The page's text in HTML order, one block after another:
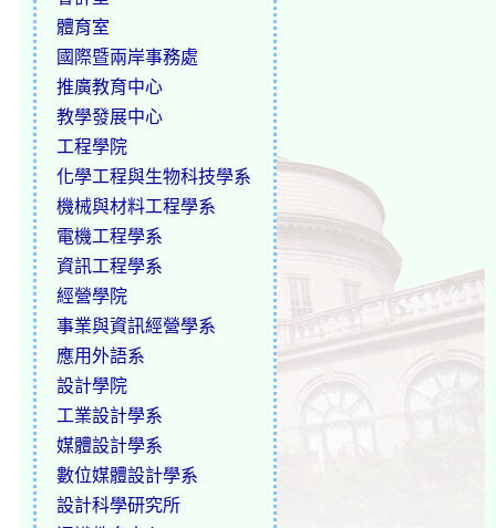
體育室
國際暨兩岸事務處
推廣教育中心
教學發展中心
工程學院
化學工程與生物科技學系
機械與材料工程學系
電機工程學系
資訊工程學系
經營學院
事業與資訊經營學系
應用外語系
設計學院
工業設計學系
媒體設計學系
數位媒體設計學系
設計科學研究所